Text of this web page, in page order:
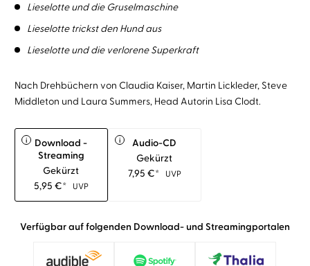
Lieselotte und die Gruselmaschine
Lieselotte trickst den Hund aus
Lieselotte und die verlorene Superkraft
Nach Drehbüchern von Claudia Kaiser, Martin Lickleder, Steve
Middleton und Laura Summers, Head Autorin Lisa Clodt.
i
Download -
Streaming
Gekürzt
5,95 €* UVP
i
Audio-CD
Gekürzt
7,95 €* UVP
Verfügbar auf folgenden Download- und Streamingportalen